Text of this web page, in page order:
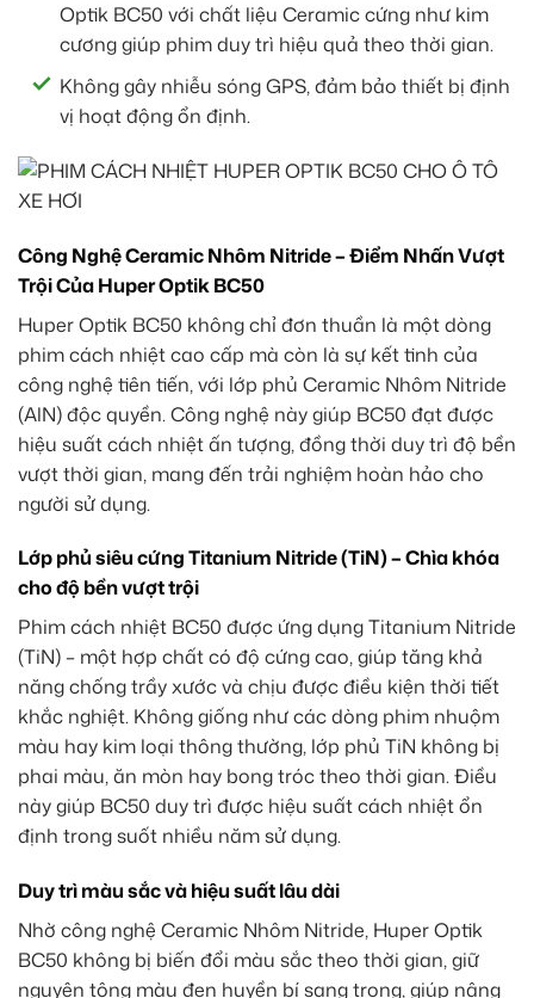
Optik BC50 với chất liệu Ceramic cứng như kim
cương giúp phim duy trì hiệu quả theo thời gian.
Không gây nhiễu sóng GPS, đảm bảo thiết bị định
vị hoạt động ổn định.
Công Nghệ Ceramic Nhôm Nitride – Điểm Nhấn Vượt
Trội Của Huper Optik BC50
Huper Optik BC50 không chỉ đơn thuần là một dòng
phim cách nhiệt cao cấp mà còn là sự kết tinh của
công nghệ tiên tiến, với lớp phủ Ceramic Nhôm Nitride
(AlN) độc quyền. Công nghệ này giúp BC50 đạt được
hiệu suất cách nhiệt ấn tượng, đồng thời duy trì độ bền
vượt thời gian, mang đến trải nghiệm hoàn hảo cho
người sử dụng.
Lớp phủ siêu cứng Titanium Nitride (TiN) – Chìa khóa
cho độ bền vượt trội
Phim cách nhiệt BC50 được ứng dụng Titanium Nitride
(TiN) – một hợp chất có độ cứng cao, giúp tăng khả
năng chống trầy xước và chịu được điều kiện thời tiết
khắc nghiệt. Không giống như các dòng phim nhuộm
màu hay kim loại thông thường, lớp phủ TiN không bị
phai màu, ăn mòn hay bong tróc theo thời gian. Điều
này giúp BC50 duy trì được hiệu suất cách nhiệt ổn
định trong suốt nhiều năm sử dụng.
Duy trì màu sắc và hiệu suất lâu dài
Nhờ công nghệ Ceramic Nhôm Nitride, Huper Optik
BC50 không bị biến đổi màu sắc theo thời gian, giữ
nguyên tông màu đen huyền bí sang trọng, giúp nâng